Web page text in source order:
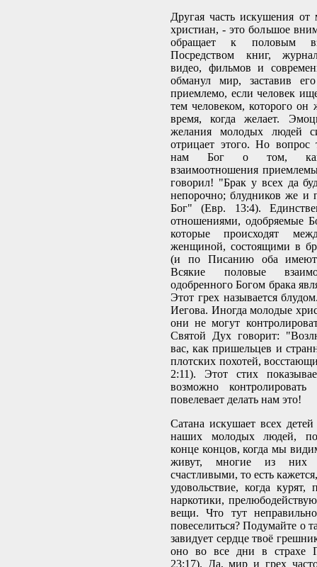
Другая часть искушения
христиан, - это большое
обращает к половым
Посредством книг,
видео, фильмов и
обманул мир, заставив
приемлемо, если человек
тем человеком, которого он
время, когда желает.
желания молодых людей
отрицает этого. Но вопрос
нам Бог о том,
взаимоотношения
говорил! "Брак у всех да
непорочно; блудников же и
Бог" (Евр. 13:4).
отношениями, одобряемые
которые происходят
женщиной, состоящими в
(и по Писанию оба
Всякие половые
одобренного Богом брака
Этот грех называется
Иегова. Иногда молодые
они не могут
Святой Дух говорит:
вас, как пришельцев и
плотских похотей,
2:11). Этот стих
возможно
повелевает делать нам это!
Сатана искушает всех
наших молодых людей,
конце концов, когда мы
живут, многие из них
счастливыми, то есть
удовольствие, когда курят,
наркотики,
вещи. Что тут
повеселиться? Подумайте о
завидует сердце твоё
оно во все дни в страхе
23:17). Да, мир и грех